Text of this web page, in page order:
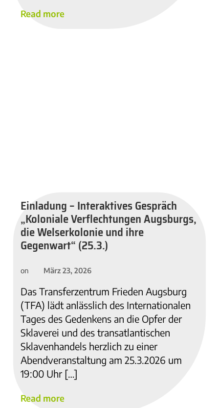
Read more
Einladung – Interaktives Gespräch
„Koloniale Verflechtungen Augsburgs,
die Welserkolonie und ihre
Gegenwart“ (25.3.)
on März 23, 2026
Das Transferzentrum Frieden Augsburg
(TFA) lädt anlässlich des Internationalen
Tages des Gedenkens an die Opfer der
Sklaverei und des transatlantischen
Sklavenhandels herzlich zu einer
Abendveranstaltung am 25.3.2026 um
19:00 Uhr […]
Read more